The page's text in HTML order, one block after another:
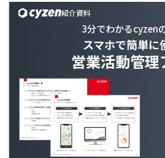
紹介資料
3分でわかるcyzen
スマホで簡単に
営業活動管理